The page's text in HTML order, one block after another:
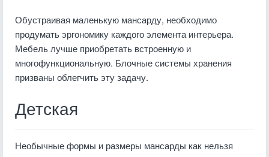
Обустраивая маленькую мансарду, необходимо
продумать эргономику каждого элемента интерьера.
Мебель лучше приобретать встроенную и
многофункциональную. Блочные системы хранения
призваны облегчить эту задачу.
Детская
Необычные формы и размеры мансарды как нельзя